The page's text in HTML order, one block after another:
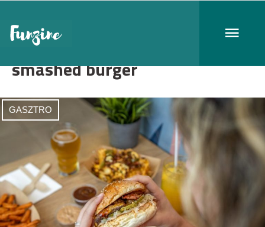
smashed burger
GASZTRO